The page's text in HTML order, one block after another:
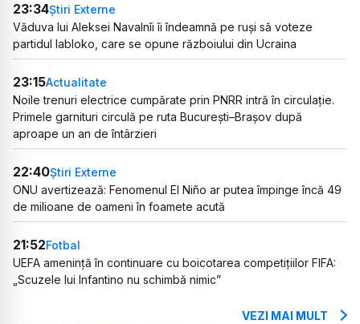
23:34Știri Externe
Văduva lui Aleksei Navalnîi îi îndeamnă pe ruși să voteze
partidul Iabloko, care se opune războiului din Ucraina
23:15Actualitate
Noile trenuri electrice cumpărate prin PNRR intră în circulație.
Primele garnituri circulă pe ruta București–Brașov după
aproape un an de întârzieri
22:40Știri Externe
ONU avertizează: Fenomenul El Niño ar putea împinge încă 49
de milioane de oameni în foamete acută
21:52Fotbal
UEFA amenință în continuare cu boicotarea competițiilor FIFA:
„Scuzele lui Infantino nu schimbă nimic”
VEZI MAI MULT